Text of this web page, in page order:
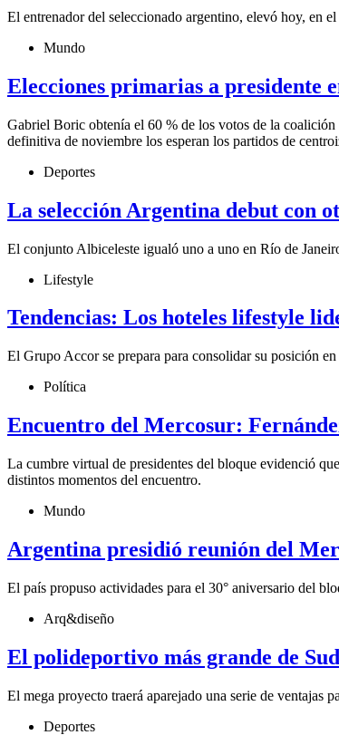
El entrenador del seleccionado argentino, elevó hoy, en
Mundo
Elecciones primarias a presidente
Gabriel Boric obtenía el 60 % de los votos de la
definitiva de noviembre los esperan los partidos de
Deportes
La selección Argentina debut con
El conjunto Albiceleste igualó uno a uno en Río de
Lifestyle
Tendencias: Los hoteles lifestyle
El Grupo Accor se prepara para consolidar su posición
Política
Encuentro del Mercosur:
La cumbre virtual de presidentes del bloque evidenció
distintos momentos del encuentro.
Mundo
Argentina presidió reunión del
El país propuso actividades para el 30° aniversario del
Arq&diseño
El polideportivo más grande de
El mega proyecto traerá aparejado una serie de ventajas
Deportes